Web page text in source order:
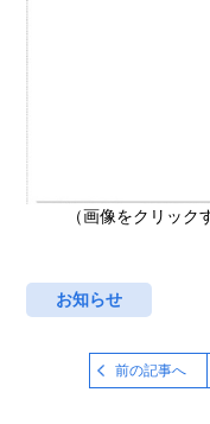
（画像をクリック
お知らせ
前の記事へ